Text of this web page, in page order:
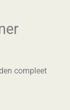
compleet